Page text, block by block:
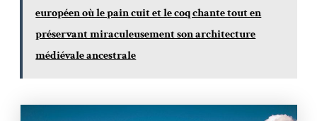
européen où le pain cuit et le coq chante tout en
préservant miraculeusement son architecture
médiévale ancestrale